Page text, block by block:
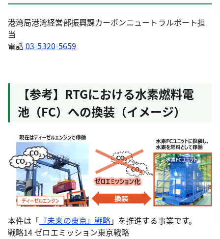
港湾局港湾経営部振興課カーボンニュートラルポート担
当
電話03-5320-5659
【参考】RTGにおける水素燃料電
池（FC）への換装（イメージ）
本件は「 『未来の東京』戦略」を推進する事業です。
戦略14 ゼロエミッション東京戦略